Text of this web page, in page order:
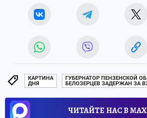
КАРТИНА
ДНЯ
ГУБЕРНАТОР ПЕНЗЕНСКОЙ
БЕЛОЗЕРЦЕВ ЗАДЕРЖАН ЗА
ЧИТАЙТЕ НАС В